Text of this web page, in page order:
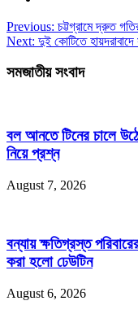
Previous: চট্টগ্রামে দ্রুত
Next: দুই কোটিতে হায়দরাবাদে
সমজাতীয় সংবাদ
বল আনতে টিনের চালে
নিয়ে প্রশ্ন
August 7, 2026
বন্যায় ক্ষতিগ্রস্ত
করা হলো ঢেউটিন
August 6, 2026